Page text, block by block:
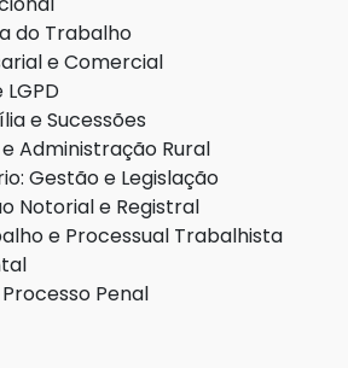
do Trabalho
e Comercial
e Sucessões
Administração Rural
Gestão e Legislação
Notorial e Registral
e Processual Trabalhista
Penal